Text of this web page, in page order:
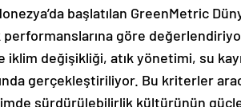
başlatılan GreenMetric
göre
iklim değişikliği, atık yönetimi, su
gerçekleştiriliyor. Bu kriterler
sürdürülebilirlik kültürünün